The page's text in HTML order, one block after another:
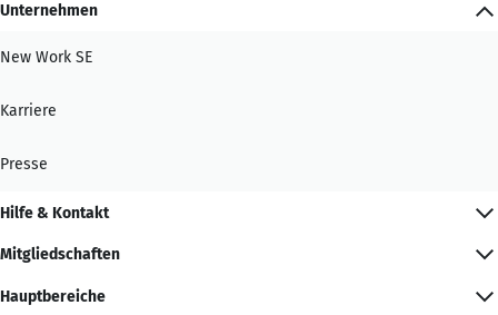
Unternehmen
New Work SE
Karriere
Presse
Hilfe & Kontakt
Mitgliedschaften
Hauptbereiche